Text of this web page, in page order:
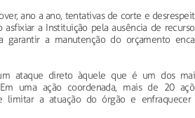
ano a ano, tentativas de corte e
a Instituição pela ausência de
a manutenção do orçamento
ataque direto àquele que é um dos
uma ação coordenada, mais de 20
limitar a atuação do órgão e